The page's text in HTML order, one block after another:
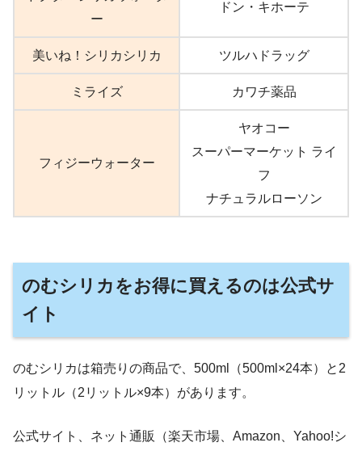
イオン
イトーヨーカドー
成城石井
ー
ドン・キホーテ
美いね！シリカシリカ ツルハドラッグ
ミライズ カワチ薬品
フィジーウォーター
ヤオコー
スーパーマーケット ライ
フ
ナチュラルローソン
のむシリカをお得に買えるのは公式サ
イト
のむシリカは箱売りの商品で、500ml（500ml×24本）と2
リットル（2リットル×9本）があります。
公式サイト、ネット通販（楽天市場、Amazon、Yahoo!シ